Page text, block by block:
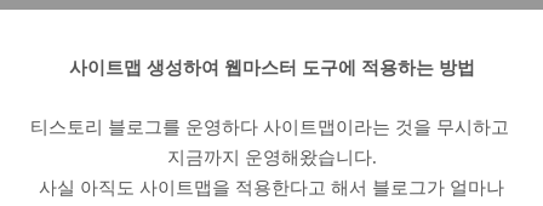
사이트맵 생성하여 웹마스터 도구에 적용하는 방법
티스토리 블로그를 운영하다 사이트맵이라는 것을 무시하고
지금까지 운영해왔습니다.
사실 아직도 사이트맵을 적용한다고 해서 블로그가 얼마나